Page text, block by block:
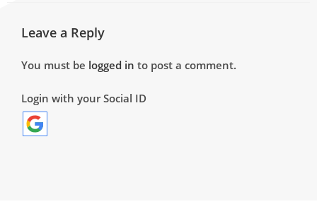
Leave a Reply
You must be logged in to post a comment.
Login with your Social ID